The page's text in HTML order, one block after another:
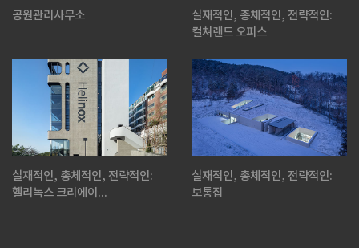
공원관리사무소
실재적인, 총체적인, 전략적인:
컬쳐랜드 오피스
실재적인, 총체적인, 전략적인:
헬리녹스 크리에이...
실재적인, 총체적인, 전략적인:
보통집